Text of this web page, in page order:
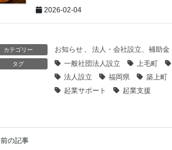
2026-02-04
カテゴリー お知らせ 、 法人・会社設立、補助金
タグ 一般社団法人設立 上毛町
法人設立
福岡県 築上町
起業サポート
起業支援
前の記事